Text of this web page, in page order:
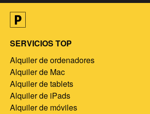
SERVICIOS TOP
Alquiler de ordenadores
Alquiler de Mac
Alquiler de tablets
Alquiler de iPads
Alquiler de móviles